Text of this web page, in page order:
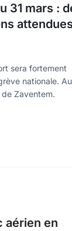
31 mars :
sera fortement
nationale.
de Zaventem.
aérien en